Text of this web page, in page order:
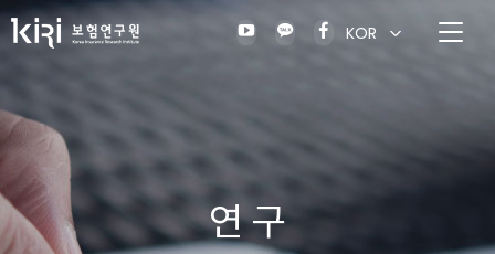
KOR
연 구